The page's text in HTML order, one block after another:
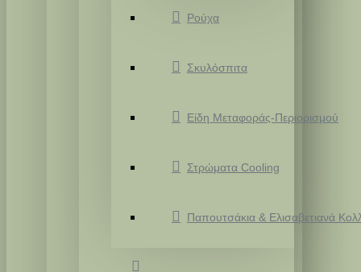
Ρούχα
Σκυλόσπιτα
Είδη Μεταφοράς-Περιορισμού
Στρώματα Cooling
Παπουτσάκια & Ελισαβετιανά